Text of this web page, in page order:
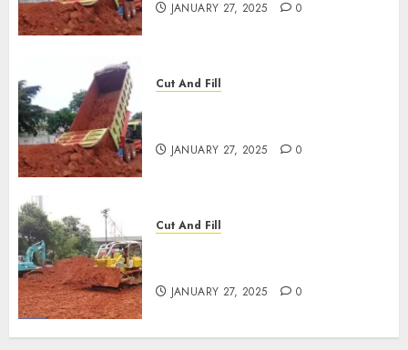
JANUARY 27, 2025 0
Cut And Fill
JANUARY 27, 2025 0
Cut And Fill
JANUARY 27, 2025 0